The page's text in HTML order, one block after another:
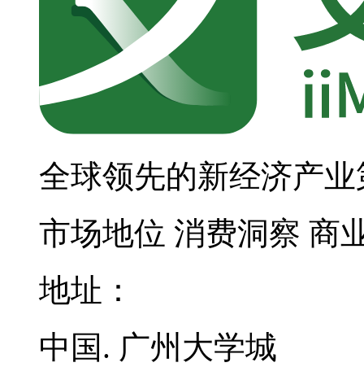
全球领先的新经济产
市场地位 消费洞察 商
地址：
中国. 广州大学城